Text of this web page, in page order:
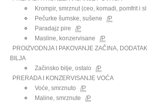
Krompir, smrznut (ceo, komadi, pomfrit i
Pečurke šumske, sušene
/P
Paradajz pire
/P
Masline, konzervisane
/P
PROIZVODNJA I PAKOVANJE ZAČINA,
BILJA
Začinsko bilje, ostalo
/P
PRERADA I KONZERVISANJE VOĆA
Voće, smrznuto
/P
Maline, smrznute
/P